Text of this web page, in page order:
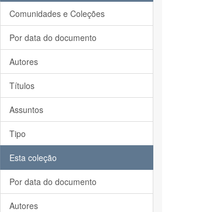
Comunidades e Coleções
Por data do documento
Autores
Títulos
Assuntos
Tipo
Esta coleção
Por data do documento
Autores